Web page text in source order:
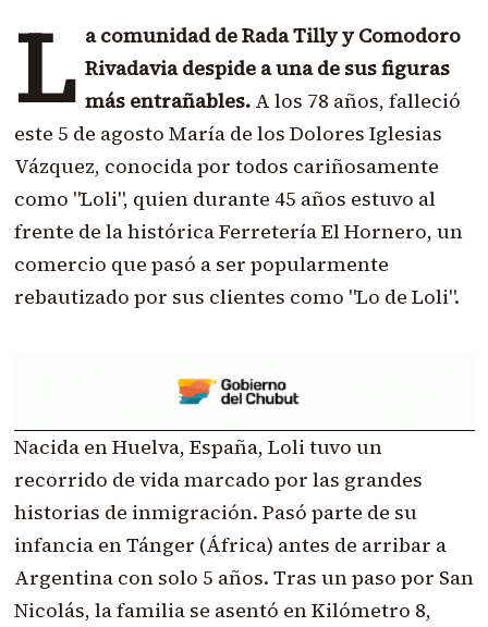
L a comunidad de Rada Tilly y Comodoro
Rivadavia despide a una de sus figuras
más entrañables.A los 78 años, falleció
este 5 de agosto María de los Dolores Iglesias
Vázquez, conocida por todos cariñosamente
como "Loli", quien durante 45 años estuvo al
frente de la histórica Ferretería El Hornero, un
comercio que pasó a ser popularmente
rebautizado por sus clientes como "Lo de Loli".
Nacida en Huelva, España, Loli tuvo un
recorrido de vida marcado por las grandes
historias de inmigración. Pasó parte de su
infancia en Tánger (África) antes de arribar a
Argentina con solo 5 años. Tras un paso por San
Nicolás, la familia se asentó en Kilómetro 8,